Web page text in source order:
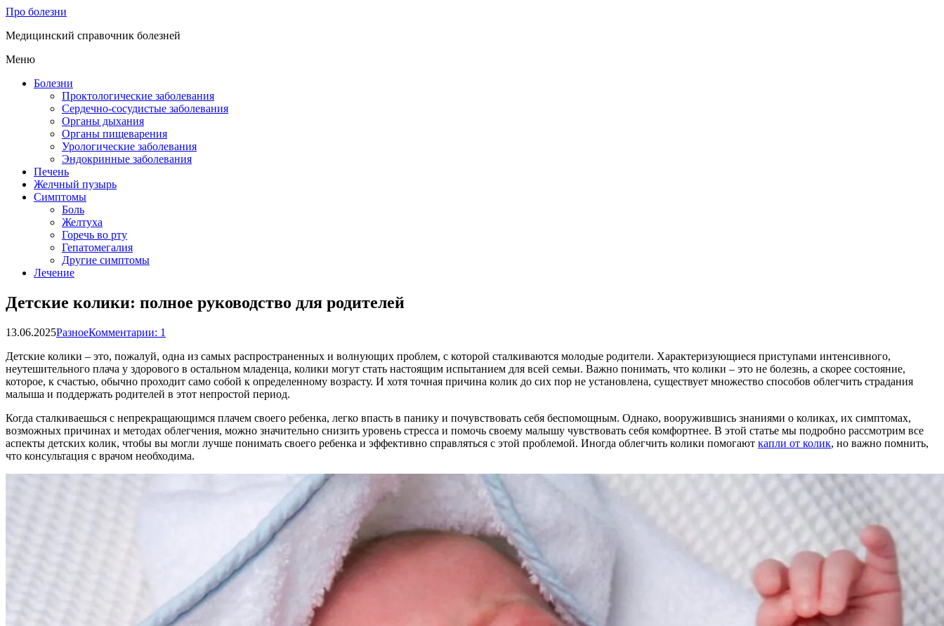
Про болезни
Медицинский справочник болезней
Меню
Болезни
Проктологические заболевания
Сердечно-сосудистые заболевания
Органы дыхания
Органы пищеварения
Урологические заболевания
Эндокринные заболевания
Печень
Желчный пузырь
Симптомы
Боль
Желтуха
Горечь во рту
Гепатомегалия
Другие симптомы
Лечение
Детские колики: полное руководство для родителей
13.06.2025РазноеКомментарии: 1
Детские колики – это, пожалуй, одна из самых распространенных и волнующих проблем, с которой сталкиваются молодые родители. Характеризующиеся приступами интенсивного,
неутешительного плача у здорового в остальном младенца, колики могут стать настоящим испытанием для всей семьи. Важно понимать, что колики – это не болезнь, а скорее состояние,
которое, к счастью, обычно проходит само собой к определенному возрасту. И хотя точная причина колик до сих пор не установлена, существует множество способов облегчить страдания
малыша и поддержать родителей в этот непростой период.
Когда сталкиваешься с непрекращающимся плачем своего ребенка, легко впасть в панику и почувствовать себя беспомощным. Однако, вооружившись знаниями о коликах, их симптомах,
возможных причинах и методах облегчения, можно значительно снизить уровень стресса и помочь своему малышу чувствовать себя комфортнее. В этой статье мы подробно рассмотрим все
аспекты детских колик, чтобы вы могли лучше понимать своего ребенка и эффективно справляться с этой проблемой. Иногда облегчить колики помогают капли от колик, но важно помнить,
что консультация с врачом необходима.